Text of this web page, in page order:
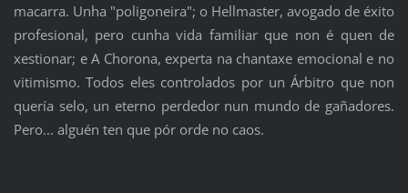
macarra. Unha "poligoneira"; o Hellmaster, avogado de éxito
profesional, pero cunha vida familiar que non é quen de
xestionar; e A Chorona, experta na chantaxe emocional e no
vitimismo. Todos eles controlados por un Árbitro que non
quería selo, un eterno perdedor nun mundo de gañadores.
Pero... alguén ten que pór orde no caos.